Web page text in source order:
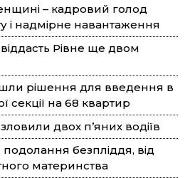
– кадровий голод
і надмірне навантаження
Рівне ще двом
рішення для введення в
секції на 68 квартир
двох п’яних водіїв
безпліддя, від
материнства